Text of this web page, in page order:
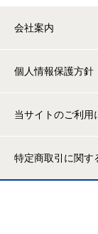
会社案内
個人情報保護方針
当サイトのご利用
特定商取引に関す